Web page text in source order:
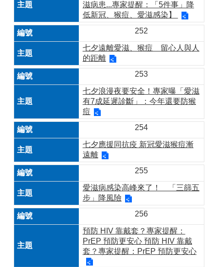
滋病患...專家提醒：「5件事」降
低新冠、猴痘、愛滋感染】
252
七夕遠離愛滋、猴痘 留心人與人
的距離
253
七夕浪漫夜要安全！專家曝「愛滋
有7成延遲診斷」：今年還要防猴
痘
254
七夕應援同抗疫 新冠愛滋猴痘漸
遠離
255
愛滋病感染高峰來了！ 「三篩五
步」降風險
256
預防 HIV 靠戴套？專家提醒：
PrEP 預防更安心 預防 HIV 靠戴
套？專家提醒：PrEP 預防更安心